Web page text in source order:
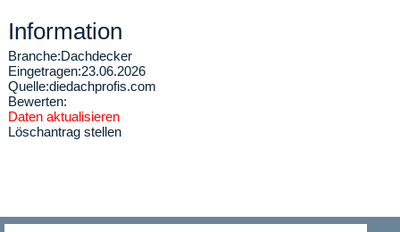
Information
Branche:Dachdecker
Eingetragen:23.06.2026
Quelle:diedachprofis.com
Bewerten:
Daten aktualisieren
Löschantrag stellen